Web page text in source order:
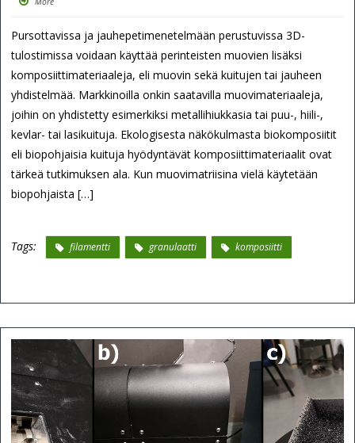
Pursottavissa ja jauhepetimenetelmään perustuvissa 3D-
tulostimissa voidaan käyttää perinteisten muovien lisäksi
komposiittimateriaaleja, eli muovin sekä kuitujen tai jauheen
yhdistelmää. Markkinoilla onkin saatavilla muovimateriaaleja,
joihin on yhdistetty esimerkiksi metallihiukkasia tai puu-, hiili-,
kevlar- tai lasikuituja. Ekologisesta näkökulmasta biokomposiitit
eli biopohjaisia kuituja hyödyntävät komposiittimateriaalit ovat
tärkeä tutkimuksen ala. Kun muovimatriisina vielä käytetään
biopohjaista […]
Tags: filamentti granulaatti komposiitti